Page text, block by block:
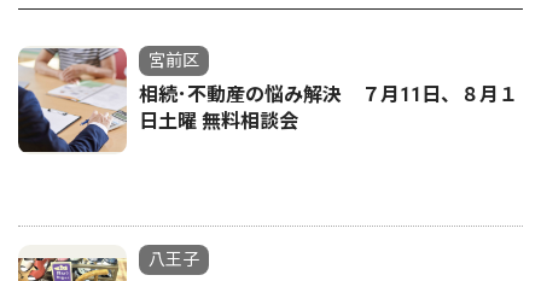
宮前区
相続･不動産の悩み解決 ７月11日、８月１
日土曜 無料相談会
八王子